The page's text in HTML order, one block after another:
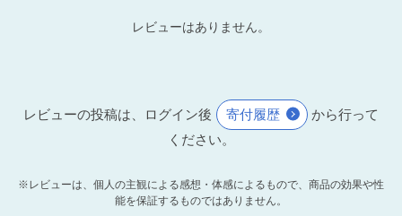
レビューはありません。
レビューの投稿は、ログイン後 寄付履歴
から行って
ください。
※レビューは、個人の主観による感想・体感によるもので、商品の効果や性
能を保証するものではありません。